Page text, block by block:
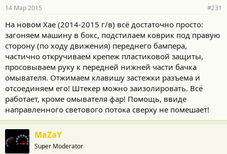
н
с
т
и
:
14 Мар 2015 #231
На новом Хае (2014-2015 г/в) всё достаточно просто:
загоняем машину в бокс, подстилаем коврик под правую
сторону (по ходу движения) переднего бампера,
частично откручиваем крепеж пластиковой защиты,
просовываем руку к передней нижней части бачка
омывателя. Отжимаем клавишу застежки разъема и
отсоединяем его! Штекер можно заизолировать. Всё
работает, кроме омывателя фар! Помощь, ввиде
направленного светового потока сверху не помешает!
MaZaY
Super Moderator